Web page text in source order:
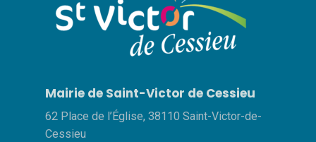
Mairie de Saint-Victor de Cessieu
62 Place de l’Église, 38110 Saint-Victor-de-
Cessieu